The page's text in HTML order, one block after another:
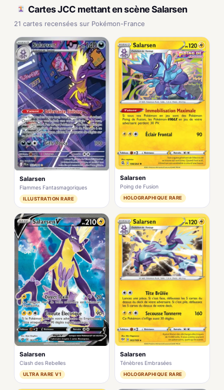
Cartes JCC mettant en scène Salarsen
21 cartes recensées sur Pokémon-France
Salarsen
Flammes Fantasmagoriques
ILLUSTRATION RARE
Salarsen
Poing de Fusion
HOLOGRAPHIQUE RARE
Salarsen
Clash des Rebelles
ULTRA RARE V1
Salarsen
Ténèbres Embrasées
HOLOGRAPHIQUE RARE